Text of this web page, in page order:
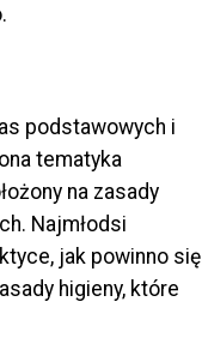
podstawowych i
tematyka
na zasady
Najmłodsi
jak powinno się
higieny, które